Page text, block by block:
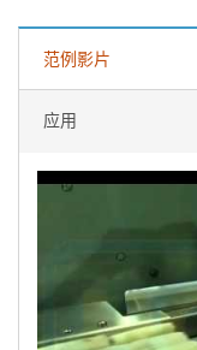
范例影片
应用